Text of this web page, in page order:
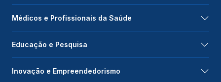
Médicos e Profissionais da Saúde
Educação e Pesquisa
Inovação e Empreendedorismo